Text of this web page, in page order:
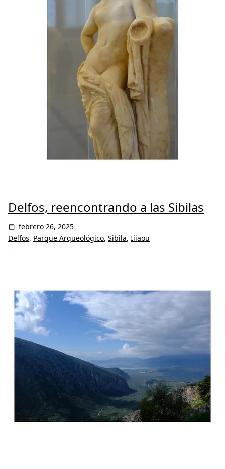
Delfos, reencontrando a las Sibilas
febrero 26, 2025
Delfos, Parque Arqueológico, Sibila, Iiiaou